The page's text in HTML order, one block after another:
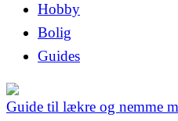
Hobby
Bolig
Guides
Guide til lækre og nemme